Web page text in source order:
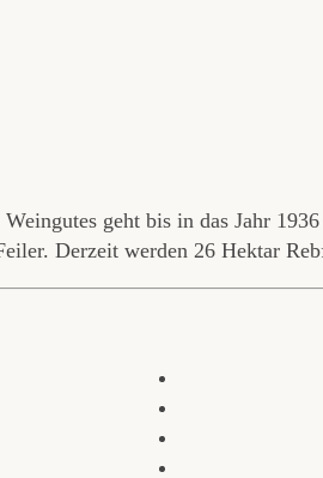
Weingutes geht bis in das Jahr
Derzeit werden 26 Hektar